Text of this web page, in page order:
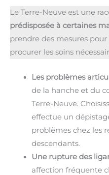
Le Terre-Neuve est une
prédisposée à certaines
prendre des mesures
procurer les soins
Les problèmes
de la hanche et du
Terre-Neuve.
effectue un
problèmes chez les
descendants.
Une rupture des
affection fréquente